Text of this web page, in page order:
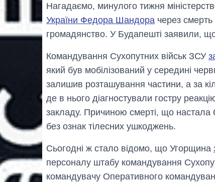
Нагадаємо, минулого тижня
України Федора Шандора через
громадянство. У Будапешті заявили,
Командування Сухопутних військ ЗСУ
який був мобілізований у середині
залишив розташування частини, а за
де в нього діагностували гостру
закладу. Причиною смерті, що настала
без ознак тілесних ушкоджень.
Сьогодні ж стало відомо, що Угорщина
персоналу штабу командування
командувачу Оперативного